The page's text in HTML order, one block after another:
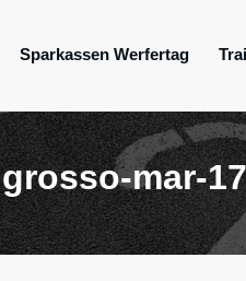
Sparkassen Werfertag
grosso-mar-